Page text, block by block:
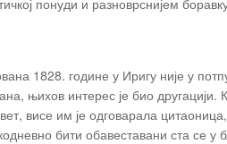
понуди и разноврснијем
1828. године у Иригу није у
њихов интерес је био другацији.
висе им је одговарала
бити обавеставани ста се у